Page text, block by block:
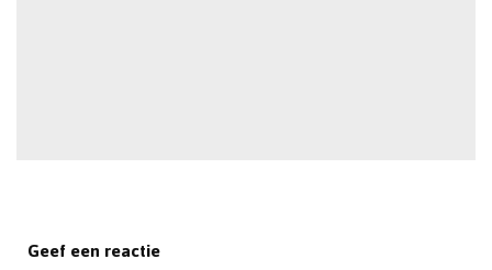
Geef een reactie